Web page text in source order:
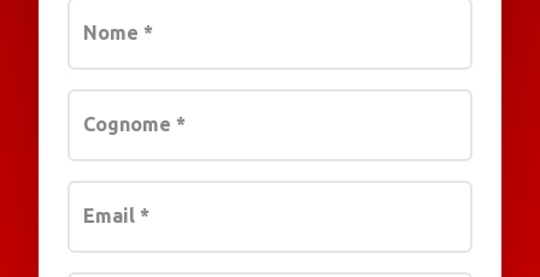
Nome *
Cognome *
Email *